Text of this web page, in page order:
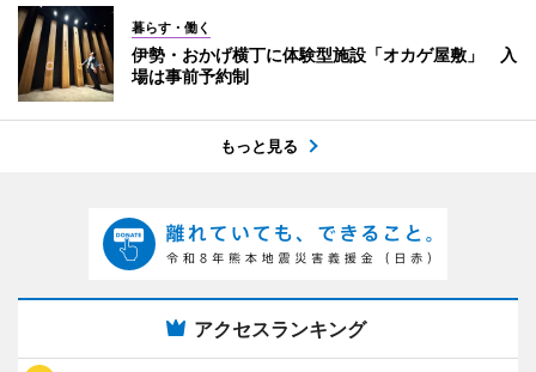
暮らす・働く
伊勢・おかげ横丁に体験型施設「オカゲ屋敷」 入
場は事前予約制
もっと見る
アクセスランキング